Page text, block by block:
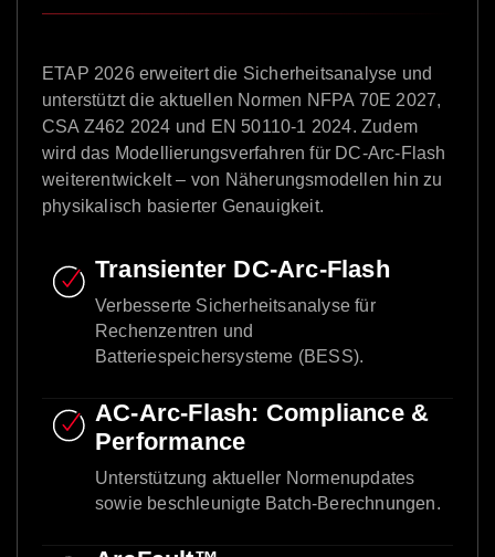
ETAP 2026 erweitert die Sicherheitsanalyse und
unterstützt die aktuellen Normen NFPA 70E 2027,
CSA Z462 2024 und EN 50110-1 2024. Zudem
wird das Modellierungsverfahren für DC-Arc-Flash
weiterentwickelt – von Näherungsmodellen hin zu
physikalisch basierter Genauigkeit.
Transienter DC-Arc-Flash
Verbesserte Sicherheitsanalyse für
Rechenzentren und
Batteriespeichersysteme (BESS).
AC-Arc-Flash: Compliance &
Performance
Unterstützung aktueller Normenupdates
sowie beschleunigte Batch-Berechnungen.